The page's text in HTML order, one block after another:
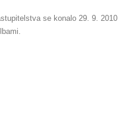
se konalo 29. 9.